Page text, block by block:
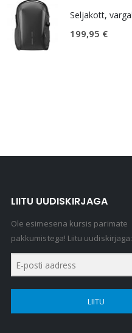
199,95 €
LIITU UUDISKIRJAGA
Ole esimesena kursis parimate
pakkumistega! Liitu uudiskirjaga:
LIITU